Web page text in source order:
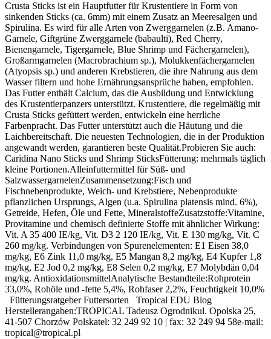
Crusta Sticks ist ein Hauptfutter für Krustentiere in Form von
sinkenden Sticks (ca. 6mm) mit einem Zusatz an Meeresalgen und
Spirulina. Es wird für alle Arten von Zwerggarnelen (z.B. Amano-
Garnele, Giftgrüne Zwerggarnele (babaulti), Red Cherry,
Bienengarnele, Tigergarnele, Blue Shrimp und Fächergarnelen),
Großarmgarnelen (Macrobrachium sp.), Molukkenfächergarnelen
(Atyopsis sp.) und anderen Krebstieren, die ihre Nahrung aus dem
Wasser filtern und hohe Ernährungsansprüche haben, empfohlen.
Das Futter enthält Calcium, das die Ausbildung und Entwicklung
des Krustentierpanzers unterstützt. Krustentiere, die regelmäßig mit
Crusta Sticks gefüttert werden, entwickeln eine herrliche
Farbenpracht. Das Futter unterstützt auch die Häutung und die
Laichbereitschaft. Die neuesten Technologien, die in der Produktion
angewandt werden, garantieren beste Qualität.Probieren Sie auch:
Caridina Nano Sticks und Shrimp SticksFütterung: mehrmals täglich
kleine Portionen.Alleinfuttermittel für Süß- und
SalzwassergarnelenZusammensetzung:Fisch und
Fischnebenprodukte, Weich- und Krebstiere, Nebenprodukte
pflanzlichen Ursprungs, Algen (u.a. Spirulina platensis mind. 6%),
Getreide, Hefen, Öle und Fette, MineralstoffeZusatzstoffe:Vitamine,
Provitamine und chemisch definierte Stoffe mit ähnlicher Wirkung:
Vit. A 35 400 IE/kg, Vit. D3 2 120 IE/kg, Vit. E 130 mg/kg, Vit. C
260 mg/kg. Verbindungen von Spurenelementen: E1 Eisen 38,0
mg/kg, E6 Zink 11,0 mg/kg, E5 Mangan 8,2 mg/kg, E4 Kupfer 1,8
mg/kg, E2 Jod 0,2 mg/kg, E8 Selen 0,2 mg/kg, E7 Molybdän 0,04
mg/kg. AntioxidationsmittelAnalytische Bestandteile:Rohprotein
33,0%, Rohöle und -fette 5,4%, Rohfaser 2,2%, Feuchtigkeit 10,0%
Fütterungsratgeber Futtersorten Tropical EDU Blog
Herstellerangaben:TROPICAL Tadeusz Ogrodnikul. Opolska 25,
41-507 Chorzów Polskatel: 32 249 92 10 | fax: 32 249 94 58e-mail:
tropical@tropical.pl